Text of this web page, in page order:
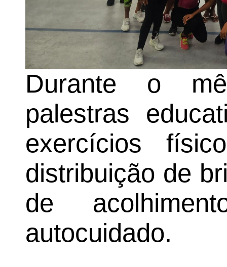
Durante o
palestras
exercícios
distribuição de
de
autocuidado.